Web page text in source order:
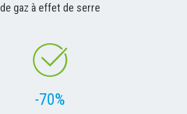
de gaz à effet de serre
-70%